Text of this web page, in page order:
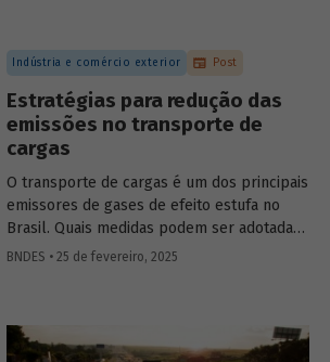
Indústria e comércio exterior Post
Estratégias para redução das
emissões no transporte de
cargas
O transporte de cargas é um dos principais
emissores de gases de efeito estufa no
Brasil. Quais medidas podem ser adotadas
para reduzir seu impacto ambiental?
BNDES • 25 de fevereiro, 2025